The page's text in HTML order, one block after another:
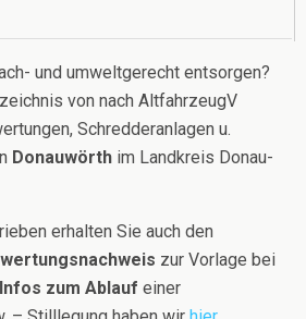
und umweltgerecht entsorgen?
von nach AltfahrzeugV
Schredderanlagen u.
Donauwörth im Landkreis Donau-
erhalten Sie auch den
zur Vorlage bei
Infos zum Ablauf einer